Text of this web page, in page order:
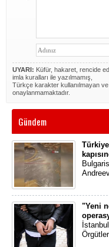
UYARI: Küfür, hakaret, rencide
imla kuralları ile yazılmamış,
Türkçe karakter kullanılmayan
onaylanmamaktadır.
Gündem
"Yeni